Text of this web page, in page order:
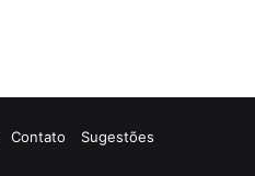
Contato Sugestões